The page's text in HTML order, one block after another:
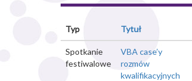
Typ Tytuł
Spotkanie
festiwalowe
VBA case’y
rozmów
kwalifikacyjnych